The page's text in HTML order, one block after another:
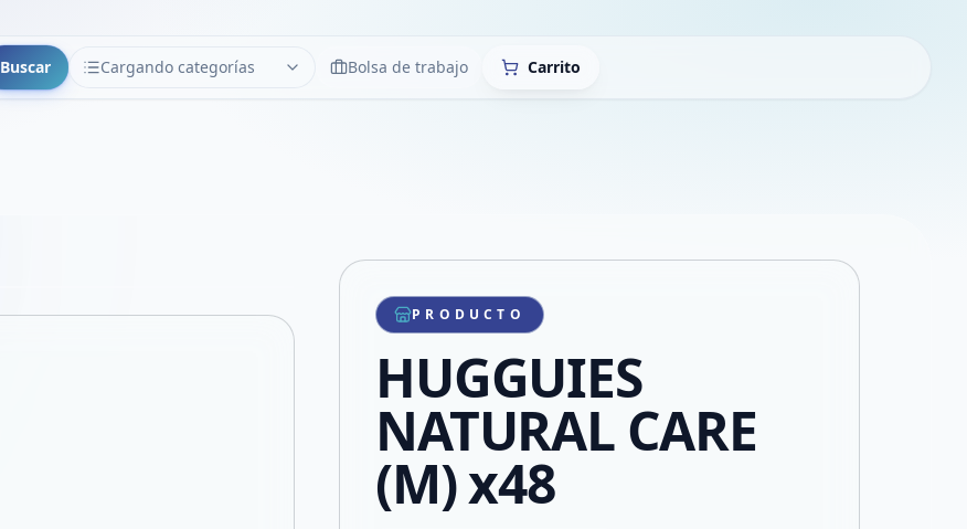
Buscar Cargando categorías
CATEGORÍAS LimpiarBolsa de trabajo Carrito
VER EN PANTALLA COMPLETA
Compartir producto
Compartir por WhatsApp
Compartir por mail
Compartir en Facebook
Compartir en X
PRODUCTO
HUGGUIES
NATURAL CARE
(M) x48